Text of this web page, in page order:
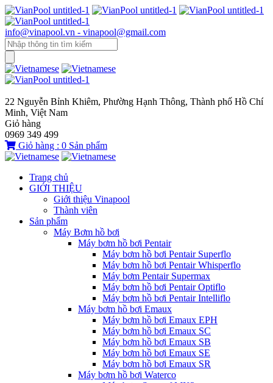
info@vinapool.vn - vinapool@gmail.com
22 Nguyễn Bỉnh Khiêm, Phường Hạnh Thông, Thành phố Hồ Chí
Minh, Việt Nam
Giỏ hàng
0969 349 499
Giỏ hàng : 0 Sản phẩm
Trang chủ
GIỚI THIỆU
Giới thiệu Vinapool
Thành viên
Sản phẩm
Máy Bơm hồ bơi
Máy bơm hồ bơi Pentair
Máy bơm hồ bơi Pentair Superflo
Máy bơm hồ bơi Pentair Whisperflo
Máy bơm Pentair Supermax
Máy bơm hồ bơi Pentair Optiflo
Máy bơm hồ bơi Pentair Intelliflo
Máy bơm hồ bơi Emaux
Máy bơm hồ bơi Emaux EPH
Máy bơm hồ bơi Emaux SC
Máy bơm hồ bơi Emaux SB
Máy bơm hồ bơi Emaux SE
Máy bơm hồ bơi Emaux SR
Máy bơm hồ bơi Waterco